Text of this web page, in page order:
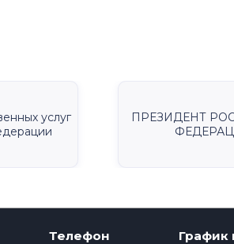
услуг
ПРЕЗИДЕНТ
Телефон
График